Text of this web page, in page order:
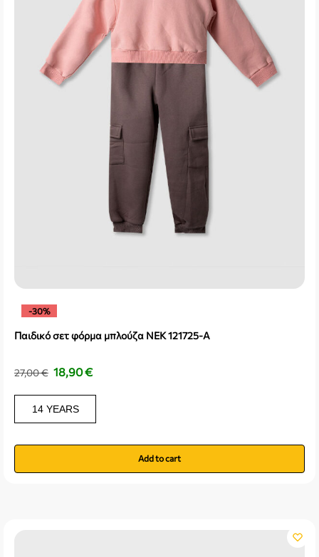
-30%
Παιδικό σετ φόρμα μπλούζα NEK 121725-A
27,00€ 18,90€
14 YEARS
Add to cart